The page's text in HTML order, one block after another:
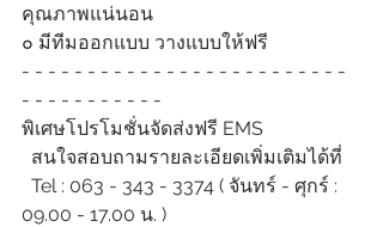
คุณภาพแน่นอน
๐ มีทีมออกแบบ วางแบบให้ฟรี
- - - - - - - - - - - - - - - - - - - - - - - - -
- - - - - - - - - - -
พิเศษโปรโมชั่นจัดส่งฟรี EMS
สนใจสอบถามรายละเอียดเพิ่มเติมได้ที่
Tel : 063 - 343 - 3374 ( จันทร์ - ศุกร์ :
09.00 - 17.00 น. )